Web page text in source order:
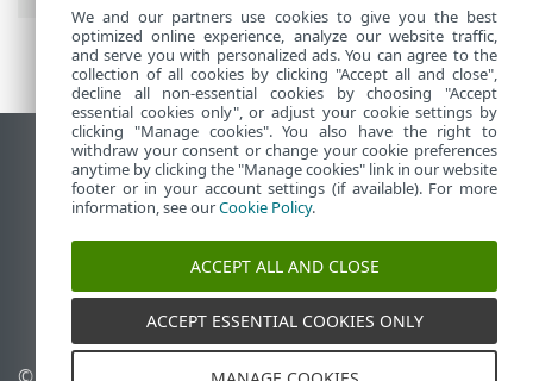
Näytä tietokonesivusto
End of Life
ESET-tietämyskanta
ESET-foorumi
ESET Status Portal
Alueellinen tuki
We and our partners use cookies to give you the best
optimized online experience, analyze our website traffic,
and serve you with personalized ads. You can agree to the
collection of all cookies by clicking "Accept all and close",
decline all non-essential cookies by choosing "Accept
essential cookies only", or adjust your cookie settings by
clicking "Manage cookies". You also have the right to
withdraw your consent or change your cookie preferences
anytime by clicking the "Manage cookies" link in our website
footer or in your account settings (if available). For more
information, see ourCookie Policy.
ACCEPT ALL AND CLOSE
ACCEPT ESSENTIAL COOKIES ONLY